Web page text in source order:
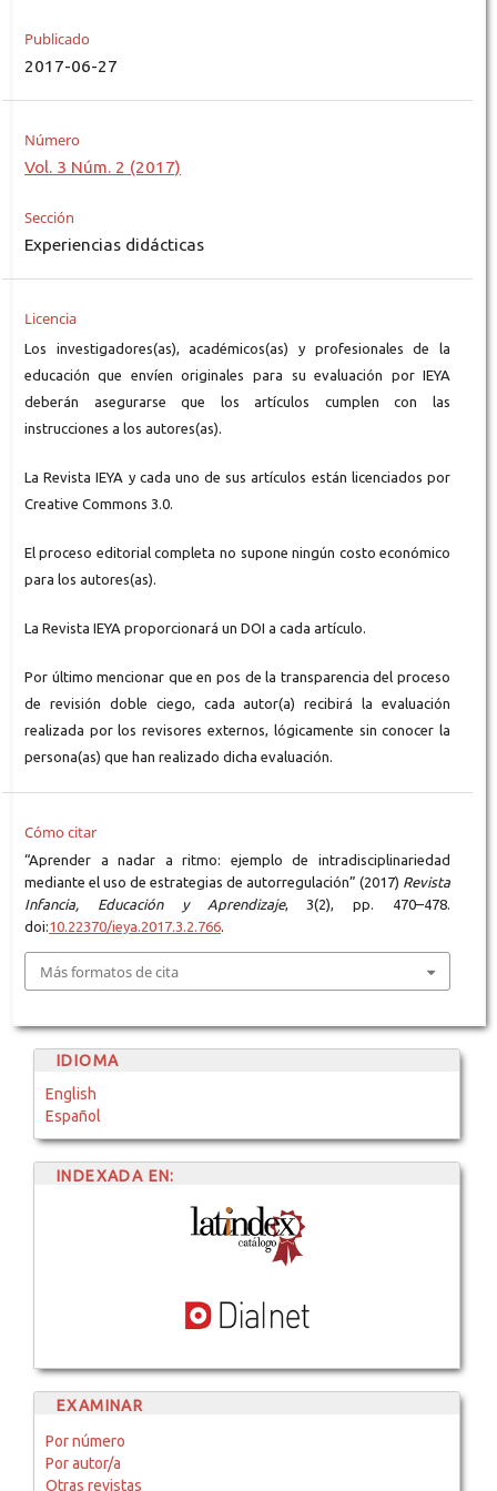
Publicado
2017-06-27
Número
Vol. 3 Núm. 2 (2017)
Sección
Experiencias didácticas
Licencia
Los investigadores(as), académicos(as) y profesionales de la
educación que envíen originales para su evaluación por IEYA
deberán asegurarse que los artículos cumplen con las
instrucciones a los autores(as).
La Revista IEYA y cada uno de sus artículos están licenciados por
Creative Commons 3.0.
El proceso editorial completa no supone ningún costo económico
para los autores(as).
La Revista IEYA proporcionará un DOI a cada artículo.
Por último mencionar que en pos de la transparencia del proceso
de revisión doble ciego, cada autor(a) recibirá la evaluación
realizada por los revisores externos, lógicamente sin conocer la
persona(as) que han realizado dicha evaluación.
Cómo citar
“Aprender a nadar a ritmo: ejemplo de intradisciplinariedad
mediante el uso de estrategias de autorregulación” (2017) Revista
Infancia, Educación y Aprendizaje, 3(2), pp. 470–478.
doi:10.22370/ieya.2017.3.2.766.
Más formatos de cita
IDIOMA
English
Español
INDEXADA EN:
EXAMINAR
Por número
Por autor/a
Otras revistas